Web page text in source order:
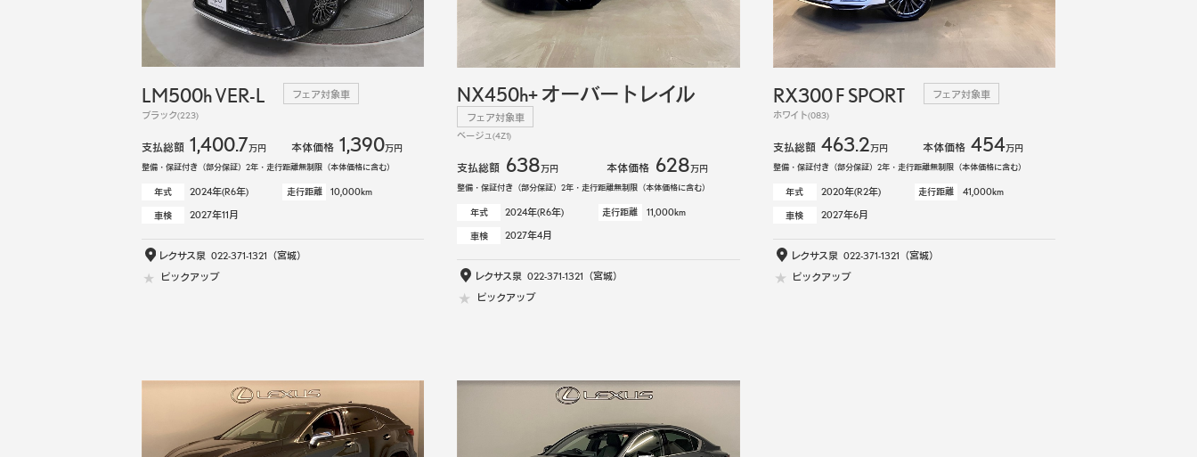
LM500h VER-L フェア対象車
ブラック(223)
支払総額 1,400.7万円 本体価格 1,390万円
整備・保証付き（部分保証）2年・走行距離無制限（本体価格に含む）
年式 2024年(R6年) 走行距離 10,000km
車検 2027年11月
レクサス泉 022-371-1321 （宮城）
ピックアップ
NX450h+ オーバートレイル
フェア対象車
ベージュ(4Z1)
支払総額 638万円 本体価格 628万円
整備・保証付き（部分保証）2年・走行距離無制限（本体価格に含む）
年式 2024年(R6年) 走行距離 11,000km
車検 2027年4月
レクサス泉 022-371-1321 （宮城）
ピックアップ
RX300 F SPORT フェア対象車
ホワイト(083)
支払総額 463.2万円 本体価格 454万円
整備・保証付き（部分保証）2年・走行距離無制限（本体価格に含む）
年式 2020年(R2年) 走行距離 41,000km
車検 2027年6月
レクサス泉 022-371-1321 （宮城）
ピックアップ